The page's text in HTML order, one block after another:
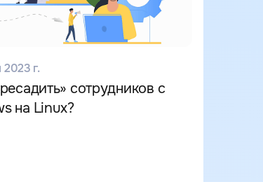
2023 г.
сотрудников с
на Linux?